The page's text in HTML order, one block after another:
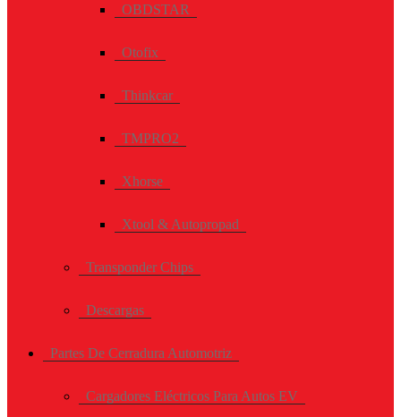
OBDSTAR
Otofix
Thinkcar
TMPRO2
Xhorse
Xtool & Autopropad
Transponder Chips
Descargas
Partes De Cerradura Automotriz
Cargadores Eléctricos Para Autos EV